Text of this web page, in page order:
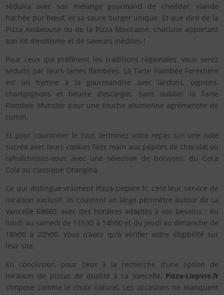
séduira avec son mélange gourmand de cheddar, viande
hachée pur bœuf, et sa sauce burger unique. Et que dire de la
Pizza Andalouse ou de la Pizza Mexicaine, chacune apportant
son lot d’exotisme et de saveurs inédites !
Pour ceux qui préfèrent les traditions régionales, vous serez
séduits par leurs tartes flambées. La Tarte Flambée Forestière
est un hymne à la gourmandise avec lardons, oignons,
champignons et beurre d’escargot. Sans oublier la Tarte
Flambée Munster pour une touche alsacienne agrémentée de
cumin.
Et pour couronner le tout, terminez votre repas sur une note
sucrée avec leurs cookies faits main aux pépites de chocolat ou
rafraîchissez-vous avec une sélection de boissons, du Coca
Cola au classique Orangina.
Ce qui distingue vraiment Pizza-Liepvre.fr, c’est leur service de
livraison exclusif. Ils couvrent un large périmètre autour de La
Vancelle 68660, avec des horaires adaptés à vos besoins : du
lundi au samedi de 11h30 à 14h00 et du jeudi au dimanche de
18h00 à 22h00. Vous n’avez qu’à vérifier votre éligibilité sur
leur site.
En conclusion, pour ceux à la recherche d’une option de
livraison de pizzas de qualité à La Vancelle, Pizza-Liepvre.fr
s’impose comme le choix naturel. Les occasions ne manquent